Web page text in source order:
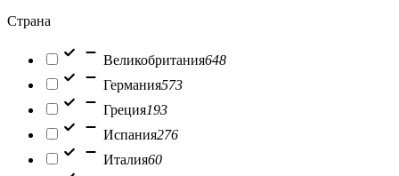
Страна
Великобритания648
Германия573
Греция193
Испания276
Италия60